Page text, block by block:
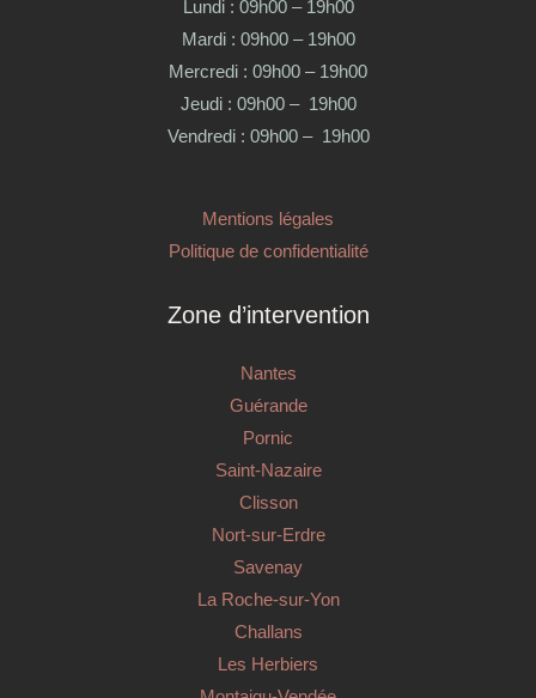
Lundi : 09h00 – 19h00
Mardi : 09h00 – 19h00
Mercredi : 09h00 – 19h00
Jeudi : 09h00 – 19h00
Vendredi : 09h00 – 19h00
Mentions légales
Politique de confidentialité
Zone d’intervention
Nantes
Guérande
Pornic
Saint-Nazaire
Clisson
Nort-sur-Erdre
Savenay
La Roche-sur-Yon
Challans
Les Herbiers